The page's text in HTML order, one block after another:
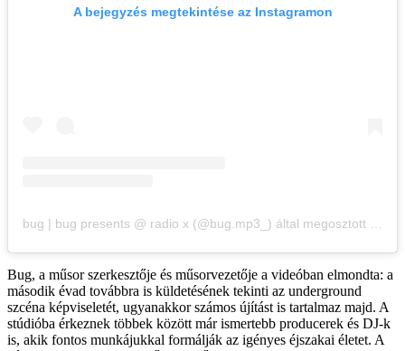
A bejegyzés megtekintése az Instagramon
bug | bug presents @ radio x (@bug.mp3_) által megosztott bejegyzés
Bug, a műsor szerkesztője és műsorvezetője a videóban elmondta: a
második évad továbbra is küldetésének tekinti az underground
szcéna képviseletét, ugyanakkor számos újítást is tartalmaz majd. A
stúdióba érkeznek többek között már ismertebb producerek és DJ-k
is, akik fontos munkájukkal formálják az igényes éjszakai életet. A